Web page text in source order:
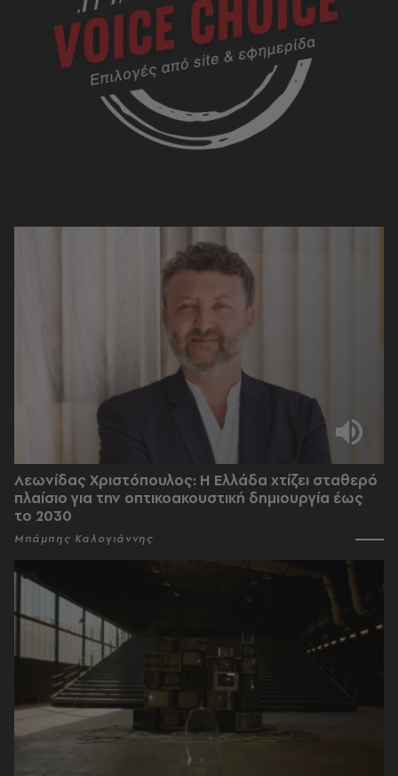
Λεωνίδας Χριστόπουλος: Η Ελλάδα χτίζει σταθερό
πλαίσιο για την οπτικοακουστική δημιουργία έως
το 2030
Μπάμπης Καλογιάννης